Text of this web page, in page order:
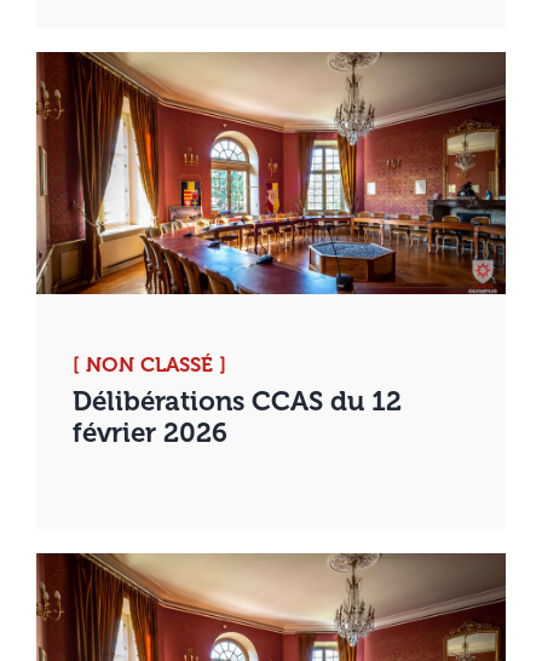
[ NON CLASSÉ ]
Délibérations CCAS du 12
février 2026